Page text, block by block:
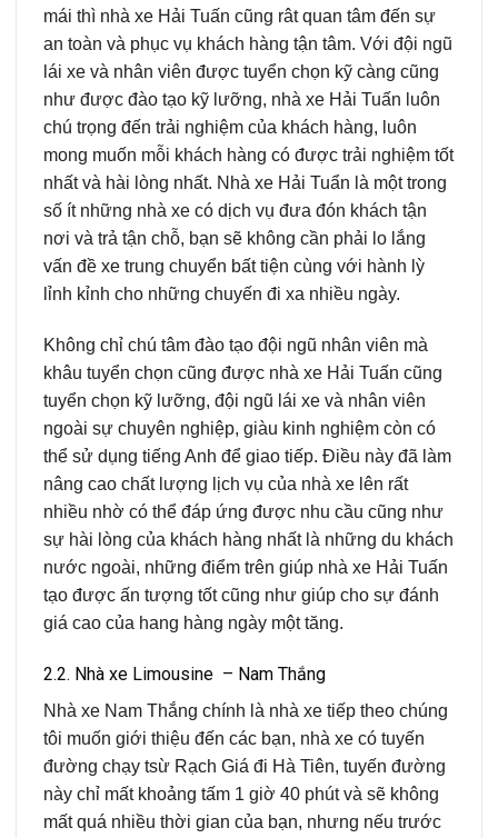
mái thì nhà xe Hải Tuấn cũng rât quan tâm đến sự
an toàn và phục vụ khách hàng tận tâm. Với đội ngũ
lái xe và nhân viên được tuyển chọn kỹ càng cũng
như được đào tạo kỹ lưỡng, nhà xe Hải Tuấn luôn
chú trọng đến trải nghiệm của khách hàng, luôn
mong muốn mỗi khách hàng có được trải nghiệm tốt
nhất và hài lòng nhất. Nhà xe Hải Tuẩn là một trong
số ít những nhà xe có dịch vụ đưa đón khách tận
nơi và trả tận chỗ, bạn sẽ không cần phải lo lắng
vấn đề xe trung chuyển bất tiện cùng với hành lỳ
lỉnh kỉnh cho những chuyến đi xa nhiều ngày.
Không chỉ chú tâm đào tạo đội ngũ nhân viên mà
khâu tuyển chọn cũng được nhà xe Hải Tuấn cũng
tuyển chọn kỹ lưỡng, đội ngũ lái xe và nhân viên
ngoài sự chuyên nghiệp, giàu kinh nghiệm còn có
thể sử dụng tiếng Anh để giao tiếp. Điều này đã làm
nâng cao chất lượng lịch vụ của nhà xe lên rất
nhiều nhờ có thể đáp ứng được nhu cầu cũng như
sự hài lòng của khách hàng nhất là những du khách
nước ngoài, những điểm trên giúp nhà xe Hải Tuấn
tạo được ấn tượng tốt cũng như giúp cho sự đánh
giá cao của hang hàng ngày một tăng.
2.2. Nhà xe Limousine – Nam Thắng
Nhà xe Nam Thắng chính là nhà xe tiếp theo chúng
tôi muốn giới thiệu đến các bạn, nhà xe có tuyến
đường chạy tsừ Rạch Giá đi Hà Tiên, tuyến đường
này chỉ mất khoảng tấm 1 giờ 40 phút và sẽ không
mất quá nhiều thời gian của bạn, nhưng nếu trước